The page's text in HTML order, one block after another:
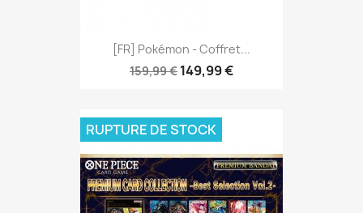
[FR] Pokémon - Coffret...
159,99 € 149,99 €
RUPTURE DE STOCK